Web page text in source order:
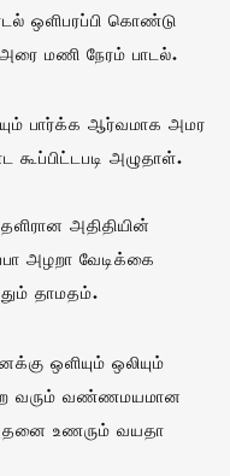
ஒளிபரப்பி கொண்டு
மணி நேரம் பாடல்.
பார்க்க ஆர்வமாக அமர
அழுதாள்.
அதிதியின்
அழறா வேடிக்கை
தாமதம்.
ஒளியும் ஒலியும்
வரும் வண்ணமயமான
உணரும் வயதா